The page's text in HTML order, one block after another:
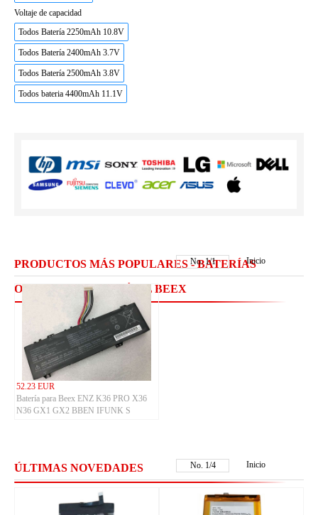
Voltaje de capacidad
Todos Batería 2250mAh 10.8V
Todos Batería 2400mAh 3.7V
Todos Batería 2500mAh 3.8V
Todos bateria 4400mAh 11.1V
PRODUCTOS MÁS POPULARES - BATERÍAS
ORDENADOR PORTÁTIL BEEX
No.1/1 Inicio
52.23 EUR
Batería para Beex ENZ K36 PRO X36
N36 GX1 GX2 BBEN IFUNK S
ÚLTIMAS NOVEDADES No. 1/4 Inicio